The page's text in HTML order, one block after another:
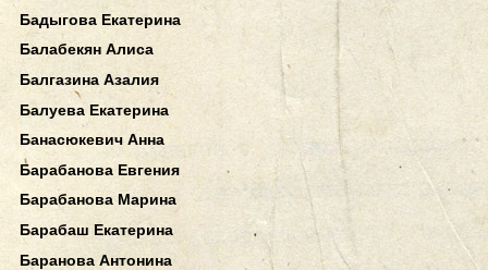
Бадыгова Екатерина
Балабекян Алиса
Балгазина Азалия
Балуева Екатерина
Банасюкевич Анна
Барабанова Евгения
Барабанова Марина
Барабаш Екатерина
Баранова Антонина